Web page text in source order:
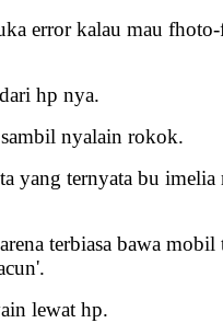
error kalau mau
hp nya.
nyalain rokok.
yang ternyata bu
terbiasa bawa
lewat hp.